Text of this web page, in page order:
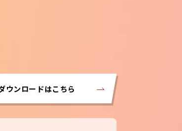
ウンロードはこちら